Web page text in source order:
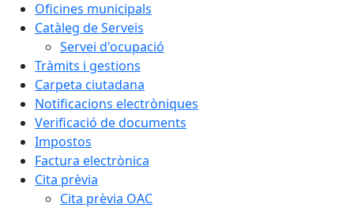
Oficines municipals
Catàleg de Serveis
Servei d'ocupació
Tràmits i gestions
Carpeta ciutadana
Notificacions electròniques
Verificació de documents
Impostos
Factura electrònica
Cita prèvia
Cita prèvia OAC